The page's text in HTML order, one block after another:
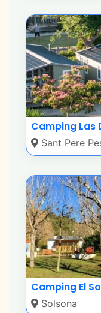
Camping Las
Sant Pere
Camping El
Solsona